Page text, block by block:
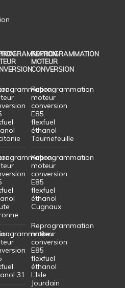
31
REPROGRAMMATION
MOTEUR
CONVERSION
Reprogrammation
moteur
conversion
E85
flexfuel
éthanol
Tournefeuille
Reprogrammation
moteur
conversion
E85
flexfuel
éthanol
Cugnaux
Reprogrammation
moteur
conversion
E85
flexfuel
éthanol
L’Isle
Jourdain